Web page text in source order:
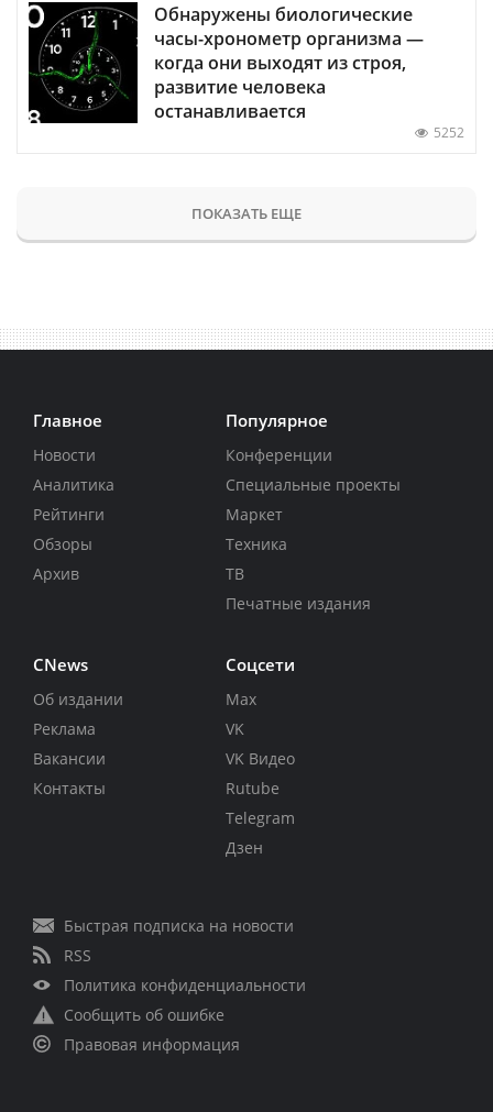
Обнаружены биологические
часы-хронометр организма —
когда они выходят из строя,
развитие человека
останавливается
5252
ПОКАЗАТЬ ЕЩЕ
Главное
Новости
Аналитика
Рейтинги
Обзоры
Архив
Популярное
Конференции
Специальные проекты
Маркет
Техника
ТВ
Печатные издания
CNews
Об издании
Реклама
Вакансии
Контакты
Соцсети
Max
VK
VK Видео
Rutube
Telegram
Дзен
Быстрая подписка на новости
RSS
Политика конфиденциальности
Сообщить об ошибке
Правовая информация